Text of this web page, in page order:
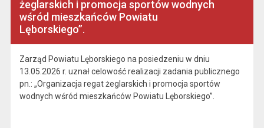
żeglarskich i promocja sportów wodnych
wśród mieszkańców Powiatu
Lęborskiego”.
Zarząd Powiatu Lęborskiego na posiedzeniu w dniu
13.05.2026 r. uznał celowość realizacji zadania publicznego
pn.: „Organizacja regat żeglarskich i promocja sportów
wodnych wśród mieszkańców Powiatu Lęborskiego”.